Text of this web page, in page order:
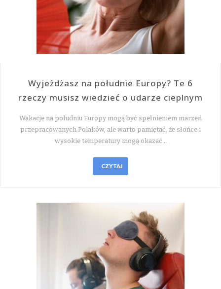
Wyjeżdżasz na południe Europy? Te 6
rzeczy musisz wiedzieć o udarze cieplnym
Wakacje na południu Europy mogą być spełnieniem marzeń
przepracowanych Polaków, ale warto pamiętać, że słońce i
wysokie temperatury mogą okazać…
CZYTAJ